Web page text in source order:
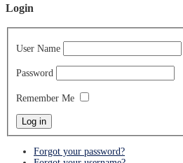
Login
User Name
Password
Remember Me
Forgot your password?